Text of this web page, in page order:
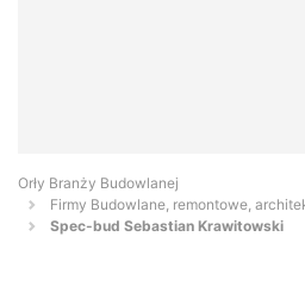
Orły Branży Budowlanej
Firmy Budowlane, remontowe,
Spec-bud Sebastian Krawitowski